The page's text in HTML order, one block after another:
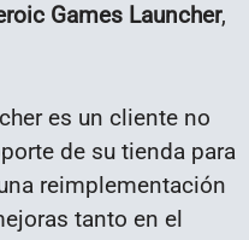
Games Launcher,
es un cliente no
de su tienda para
reimplementación
tanto en el